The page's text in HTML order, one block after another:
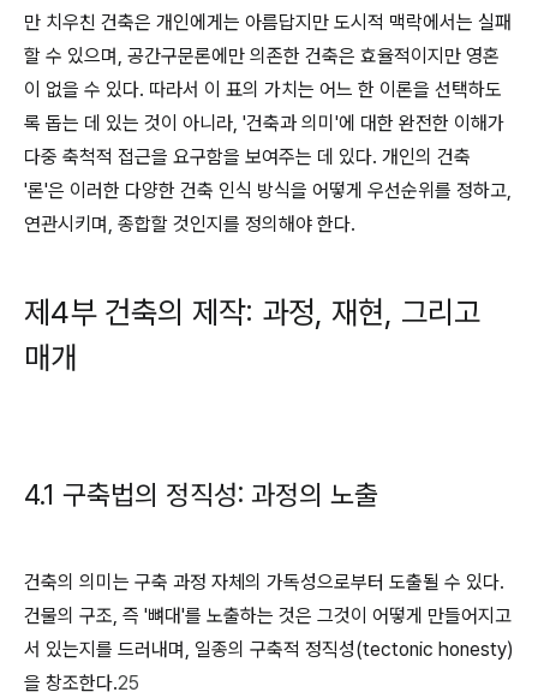
만 치우친 건축은 개인에게는 아름답지만 도시적 맥락에서는 실패
할 수 있으며, 공간구문론에만 의존한 건축은 효율적이지만 영혼
이 없을 수 있다. 따라서 이 표의 가치는 어느 한 이론을 선택하도
록 돕는 데 있는 것이 아니라, '건축과 의미'에 대한 완전한 이해가
다중 축척적 접근을 요구함을 보여주는 데 있다. 개인의 건축
'론'은 이러한 다양한 건축 인식 방식을 어떻게 우선순위를 정하고,
연관시키며, 종합할 것인지를 정의해야 한다.
제4부 건축의 제작: 과정, 재현, 그리고
매개
4.1 구축법의 정직성: 과정의 노출
건축의 의미는 구축 과정 자체의 가독성으로부터 도출될 수 있다.
건물의 구조, 즉 '뼈대'를 노출하는 것은 그것이 어떻게 만들어지고
서 있는지를 드러내며, 일종의 구축적 정직성(tectonic honesty)
을 창조한다.25